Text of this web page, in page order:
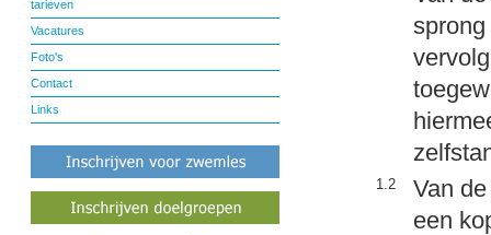
tarieven
Vacatures
Foto's
Contact
Links
1.2
Van
een